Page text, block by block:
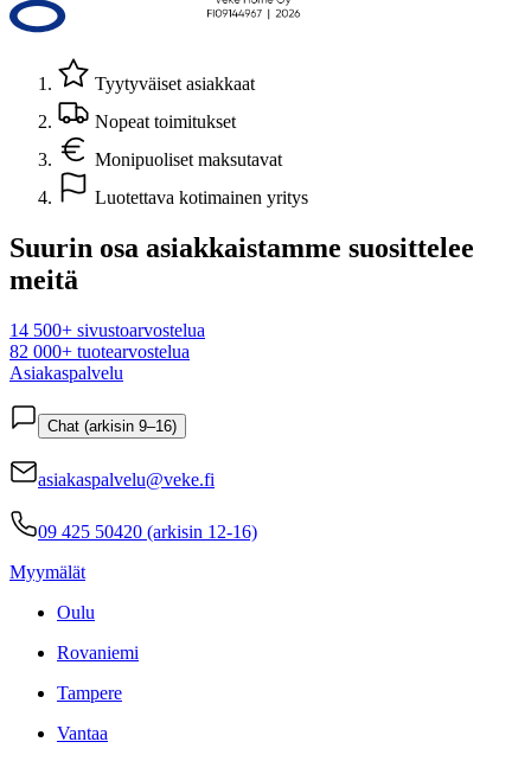
Tyytyväiset asiakkaat
Nopeat toimitukset
Monipuoliset maksutavat
Luotettava kotimainen yritys
Suurin osa asiakkaistamme suosittelee
meitä
14 500+ sivustoarvostelua
82 000+ tuotearvostelua
Asiakaspalvelu
Chat (arkisin 9–16)
asiakaspalvelu@veke.fi
09 425 50420 (arkisin 12-16)
Myymälät
Oulu
Rovaniemi
Tampere
Vantaa